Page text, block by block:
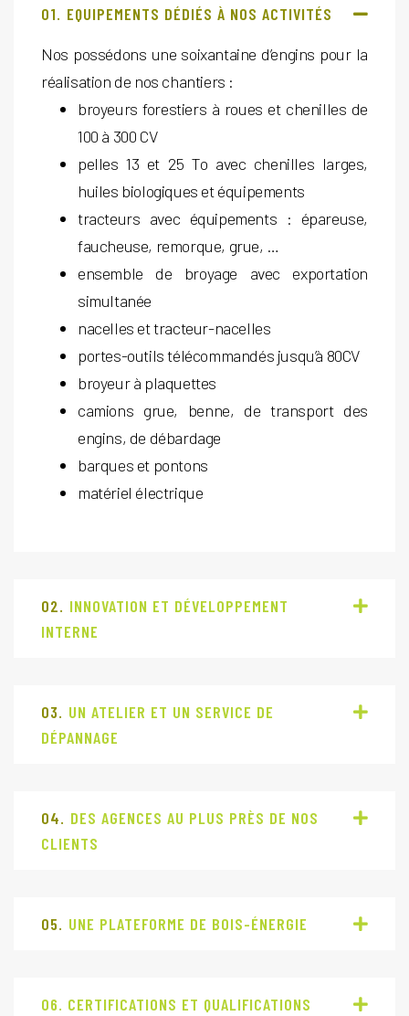
01. EQUIPEMENTS DÉDIÉS À NOS ACTIVITÉS
Nos possédons une soixantaine d’engins pour la
réalisation de nos chantiers :
broyeurs forestiers à roues et chenilles de
100 à 300 CV
pelles 13 et 25 To avec chenilles larges,
huiles biologiques et équipements
tracteurs avec équipements : épareuse,
faucheuse, remorque, grue, …
ensemble de broyage avec exportation
simultanée
nacelles et tracteur-nacelles
portes-outils télécommandés jusqu’à 80CV
broyeur à plaquettes
camions grue, benne, de transport des
engins, de débardage
barques et pontons
matériel électrique
02. INNOVATION ET DÉVELOPPEMENT
INTERNE
03. UN ATELIER ET UN SERVICE DE
DÉPANNAGE
04. DES AGENCES AU PLUS PRÈS DE NOS
CLIENTS
05. UNE PLATEFORME DE BOIS-ÉNERGIE
06. CERTIFICATIONS ET QUALIFICATIONS